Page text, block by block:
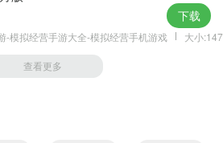
-模拟经营手游大全-模拟经营手机游戏 大小
下载
查看更多